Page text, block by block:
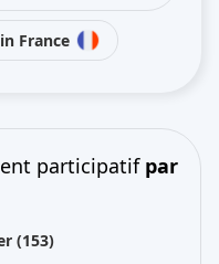
France
participatif par
(153)